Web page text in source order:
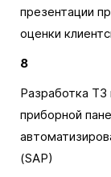
презентации
оценки
8
Разработка ТЗ
приборной
(SAP)